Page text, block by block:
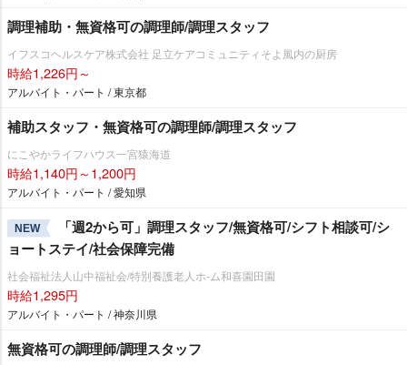
調理補助・無資格可の調理師/調理スタッフ
イフスコヘルスケア株式会社 足立ケアコミュニティそよ風内の厨房
時給1,226円～
アルバイト・パート / 東京都
補助スタッフ・無資格可の調理師/調理スタッフ
にこやかライフハウス一宮猿海道
時給1,140円～1,200円
アルバイト・パート / 愛知県
NEW
「週2から可」調理スタッフ/無資格可/シフト相談可/シ
ョートステイ/社会保障完備
社会福祉法人山中福祉会/特別養護老人ホ-ム和喜園田園
時給1,295円
アルバイト・パート / 神奈川県
無資格可の調理師/調理スタッフ